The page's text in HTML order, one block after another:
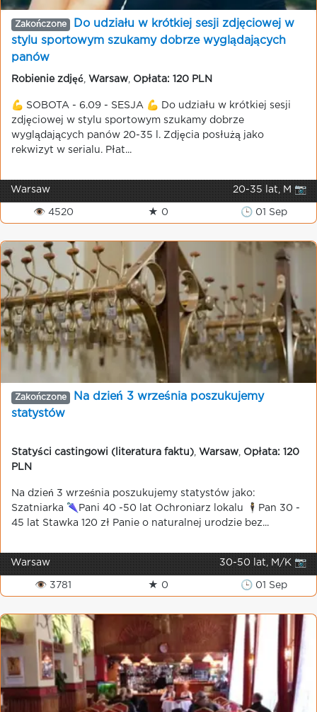
Zakończone
Do udziału w krótkiej sesji zdjęciowej w
stylu sportowym szukamy dobrze wyglądających
panów
Robienie zdjęć Warsaw Opłata: 120 PLN
💪 SOBOTA - 6.09 - SESJA 💪 Do udziału w krótkiej sesji
zdjęciowej w stylu sportowym szukamy dobrze
wyglądających panów 20-35 l. Zdjęcia posłużą jako
rekwizyt w serialu. Płat...
Warsaw 20-35 lat, M 📷
👁 4520 ★ 0 🕒 01 Sep
Zakończone
Na dzień 3 września poszukujemy
statystów
Statyści castingowi (literatura faktu) Warsaw
Opłata: 120
PLN
Na dzień 3 września poszukujemy statystów jako:
Szatniarka 🌂Pani 40 -50 lat Ochroniarz lokalu 🕴️Pan 30 -
45 lat Stawka 120 zł Panie o naturalnej urodzie bez...
Warsaw 30-50 lat, M/K 📷
👁 3781 ★ 0 🕒 01 Sep